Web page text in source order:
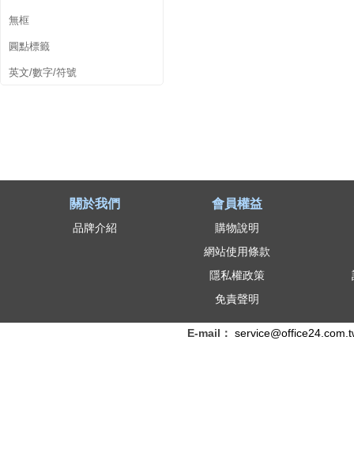
無框
圓點標籤
英文/數字/符號
關於我們
品牌介紹
會員權益
購物說明
網站使用條款
隱私權政策
免責聲明
E-mail：